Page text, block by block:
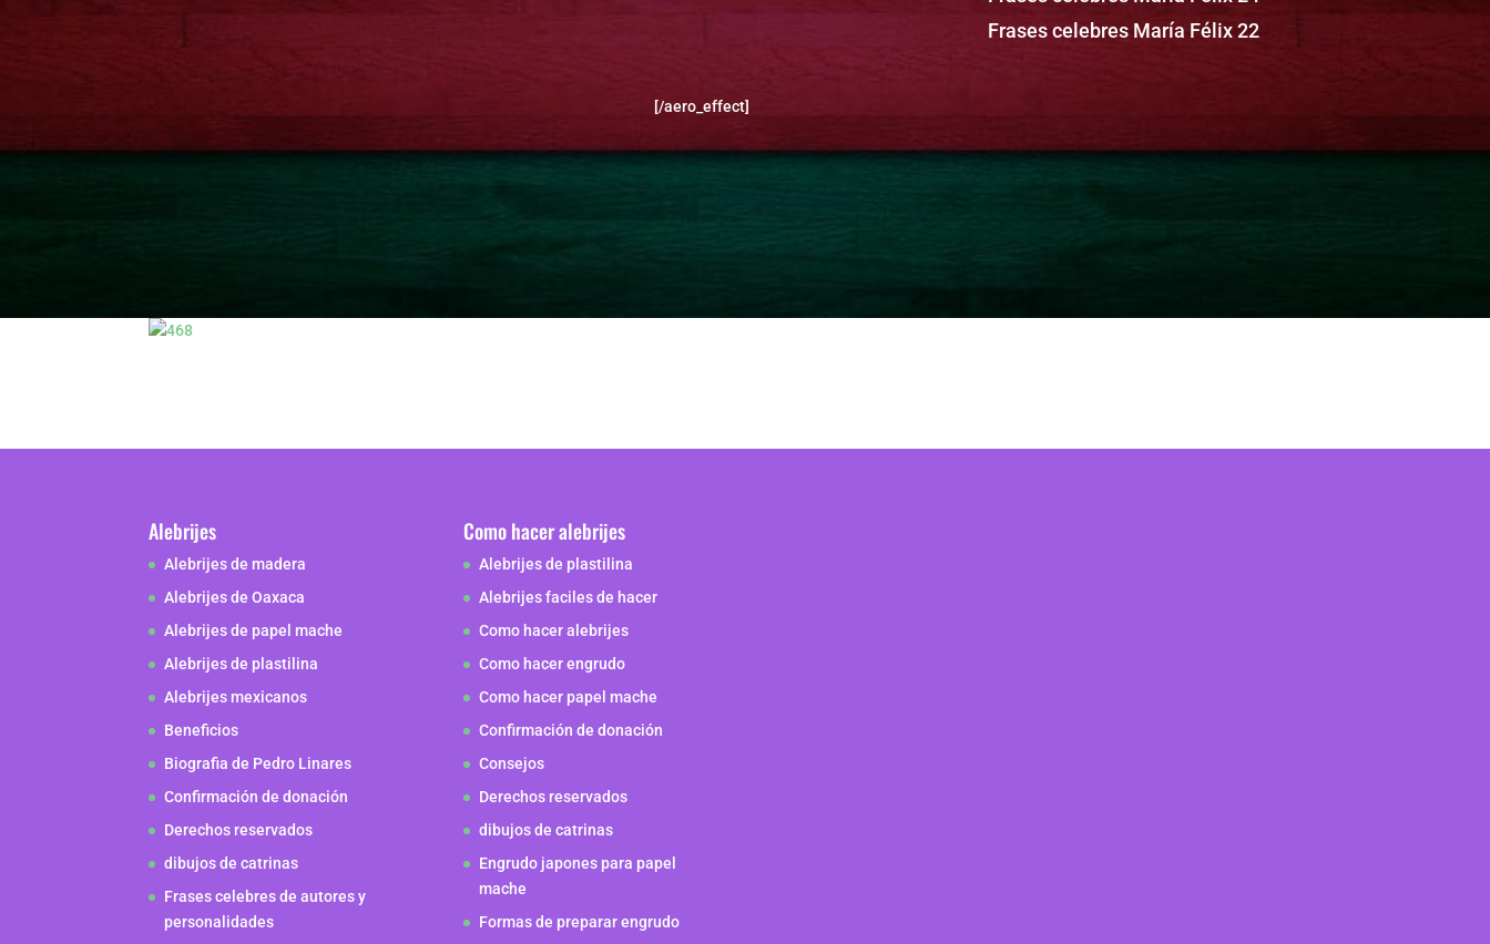
[/aero_effect]
Frases celebres María Félix 22
Alebrijes
Alebrijes de madera
Alebrijes de Oaxaca
Alebrijes de papel mache
Alebrijes de plastilina
Alebrijes mexicanos
Beneficios
Biografia de Pedro Linares
Confirmación de donación
Derechos reservados
dibujos de catrinas
Frases celebres de autores y
personalidades
Como hacer alebrijes
Alebrijes de plastilina
Alebrijes faciles de hacer
Como hacer alebrijes
Como hacer engrudo
Como hacer papel mache
Confirmación de donación
Consejos
Derechos reservados
dibujos de catrinas
Engrudo japones para papel
mache
Formas de preparar engrudo